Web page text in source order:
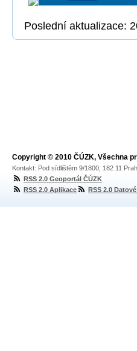
Poslední aktualizace:
Copyright © 2010 ČÚZK, Všechna
Kontakt: Pod sídlištěm 9/1800, 182 11
RSS 2.0 Geoportál ČÚZK
RSS 2.0 Aplikace
RSS 2.0